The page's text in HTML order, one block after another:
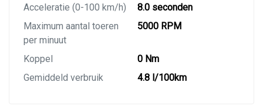
Acceleratie (0-100 km/h)
8.0 seconden
Maximum aantal toeren
per minuut
5000 RPM
Koppel
0 Nm
Gemiddeld verbruik
4.8 l/100km